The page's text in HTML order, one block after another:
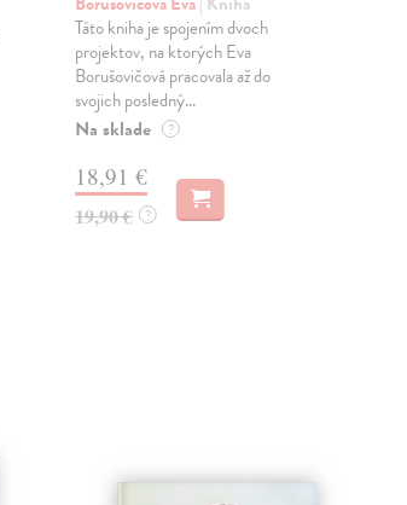
Táto kniha je spojením dvoch
projektov, na ktorých Eva
Borušovičová pracovala až do
svojich posledný...
Na sklade ?
18,91 €
19,90 € ?